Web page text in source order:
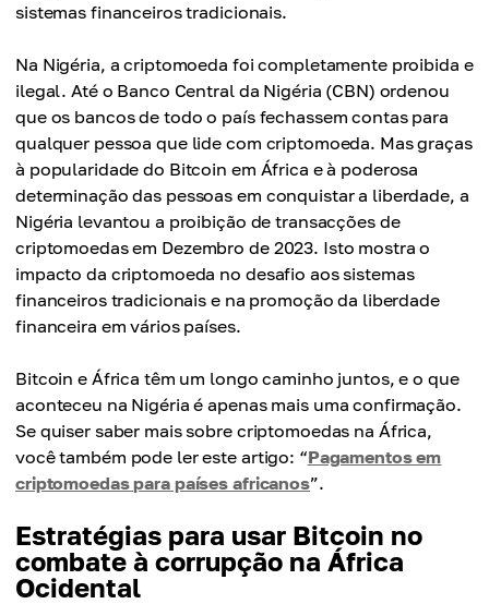
sistemas financeiros tradicionais.
Na Nigéria, a criptomoeda foi completamente proibida e
ilegal. Até o Banco Central da Nigéria (CBN) ordenou
que os bancos de todo o país fechassem contas para
qualquer pessoa que lide com criptomoeda. Mas graças
à popularidade do Bitcoin em África e à poderosa
determinação das pessoas em conquistar a liberdade, a
Nigéria levantou a proibição de transacções de
criptomoedas em Dezembro de 2023. Isto mostra o
impacto da criptomoeda no desafio aos sistemas
financeiros tradicionais e na promoção da liberdade
financeira em vários países.
Bitcoin e África têm um longo caminho juntos, e o que
aconteceu na Nigéria é apenas mais uma confirmação.
Se quiser saber mais sobre criptomoedas na África,
você também pode ler este artigo: “Pagamentos em
criptomoedas para países africanos”.
Estratégias para usar Bitcoin no
combate à corrupção na África
Ocidental